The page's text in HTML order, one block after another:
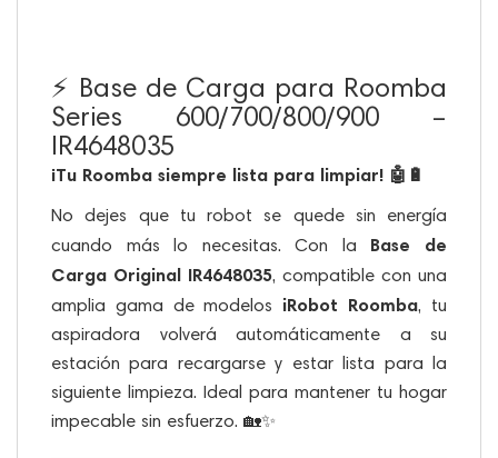
⚡ Base de Carga para Roomba
Series 600/700/800/900 –
IR4648035
¡Tu Roomba siempre lista para limpiar! 🤖🔋
No dejes que tu robot se quede sin energía
cuando más lo necesitas. Con la Base de
Carga Original IR4648035, compatible con una
amplia gama de modelos iRobot Roomba, tu
aspiradora volverá automáticamente a su
estación para recargarse y estar lista para la
siguiente limpieza. Ideal para mantener tu hogar
impecable sin esfuerzo. 🏡✨